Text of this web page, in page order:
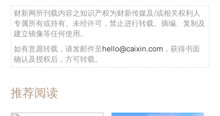
财新网所刊载内容之知识产权为财新传媒及/或相关权利人
专属所有或持有。未经许可，禁止进行转载、摘编、复制及
建立镜像等任何使用。
如有意愿转载，请发邮件至hello@caixin.com ，获得书面
确认及授权后，方可转载。
推荐阅读